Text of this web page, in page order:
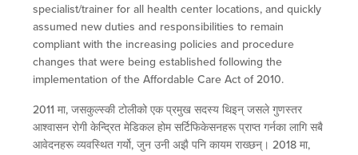
specialist/trainer for all health center locations, and quickly
assumed new duties and responsibilities to remain
compliant with the increasing policies and procedure
changes that were being established following the
implementation of the Affordable Care Act of 2010.
2011 मा, जसकुल्स्की टोलीको एक प्रमुख सदस्य थिइन् जसले गुणस्तर
आश्वासन रोगी केन्द्रित मेडिकल होम सर्टिफिकेसनहरू प्राप्त गर्नका लागि सबै
आवेदनहरू व्यवस्थित गर्यो, जुन उनी अझै पनि कायम राख्छन्। 2018 मा,